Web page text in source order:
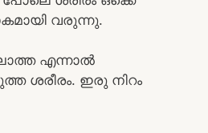
വരുന്നു.
എന്നാൽ
ശരീരം. ഇരു നിറം